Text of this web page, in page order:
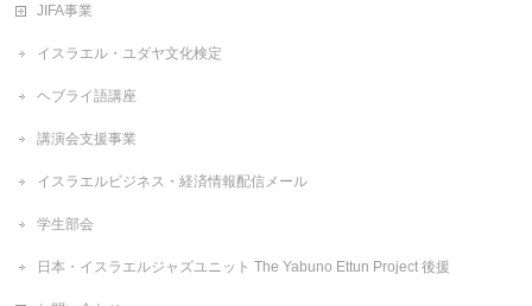
JIFA事業
イスラエル・ユダヤ文化検定
ヘブライ語講座
講演会支援事業
イスラエルビジネス・経済情報配信メール
学生部会
日本・イスラエルジャズユニット The Yabuno Ettun Project 後援